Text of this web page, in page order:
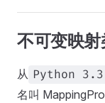
不可变映射
从 Python 3.3
名叫